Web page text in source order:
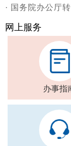
· 国务院办公厅转发民政
网上服务
办事指